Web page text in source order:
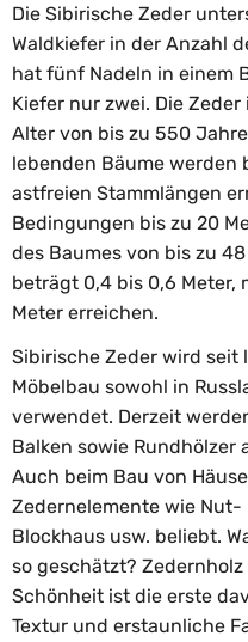
Die Sibirische Zeder
Waldkiefer in der Anzahl
hat fünf Nadeln in einem
Kiefer nur zwei. Die
Alter von bis zu 550
lebenden Bäume werden
astfreien Stammlängen
Bedingungen bis zu 20
des Baumes von bis zu
beträgt 0,4 bis 0,6 Meter,
Meter erreichen.
Sibirische Zeder wird seit
Möbelbau sowohl in
verwendet. Derzeit
Balken sowie Rundhölzer
Auch beim Bau von
Zedernelemente wie
Blockhaus usw. beliebt.
so geschätzt?
Schönheit ist die erste
Textur und erstaunliche